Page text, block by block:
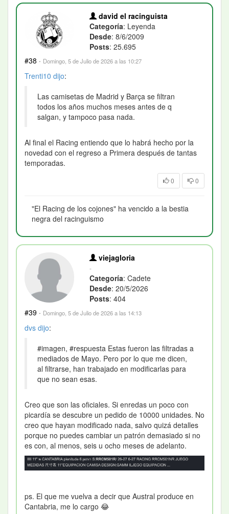
david el racinguista
Categoría: Leyenda
Desde: 8/6/2009
Posts: 25.695
#38 · Domingo, 5 de Julio de 2026 a las 10:27
Trenti10 dijo:
Las camisetas de Madrid y Barça se filtran
todos los años muchos meses antes de q
salgan, y tampoco pasa nada.
Al final el Racing entiendo que lo habrá hecho por la
novedad con el regreso a Primera después de tantas
temporadas.
0 0
"El Racing de los cojones" ha vencido a la bestia
negra del racinguismo
viejagloria
-
Categoría: Cadete
Desde: 20/5/2026
Posts: 404
#39 · Domingo, 5 de Julio de 2026 a las 14:13
dvs dijo:
#imagen, #respuesta Estas fueron las filtradas a
mediados de Mayo. Pero por lo que me dicen,
al filtrarse, han trabajado en modificarlas para
que no sean esas.
Creo que son las oficiales. Si enredas un poco con
picardía se descubre un pedido de 10000 unidades. No
creo que hayan modificado nada, salvo quizá detalles
porque no puedes cambiar un patrón demasiado si no
es con, al menos, seis u ocho meses de adelanto.
ps. El que me vuelva a decir que Austral produce en
Cantabria, me lo cargo 😂